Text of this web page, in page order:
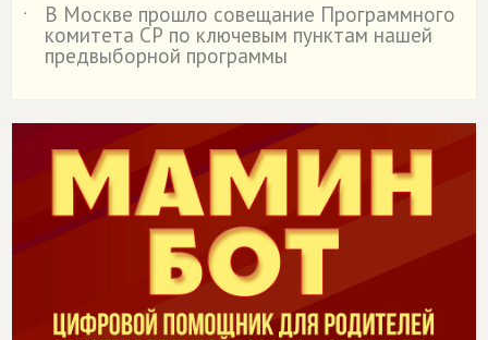
˙
В Москве прошло совещание Программного
комитета СР по ключевым пунктам нашей
предвыборной программы